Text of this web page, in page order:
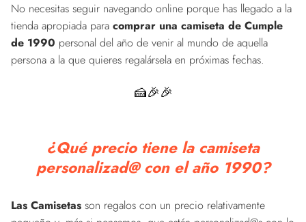
No necesitas seguir navegando online porque has llegado a la
tienda apropiada para comprar una camiseta de Cumple
de 1990 personal del año de venir al mundo de aquella
persona a la que quieres regalársela en próximas fechas.
🍰🎉🎉
¿Qué precio tiene la camiseta
personalizad@ con el año 1990?
Las Camisetas son regalos con un precio relativamente